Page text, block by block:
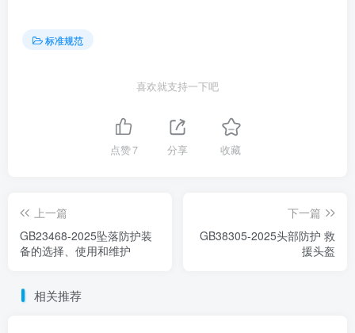
标准规范
喜欢就支持一下吧
点赞7 分享 收藏
上一篇
GB23468-2025坠落防护装
备的选择、使用和维护
下一篇
GB38305-2025头部防护 救
援头盔
相关推荐